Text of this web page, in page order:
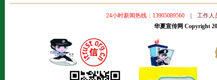
24小时新闻热线：13905089560| 工作人
华夏宣传网 Copyright